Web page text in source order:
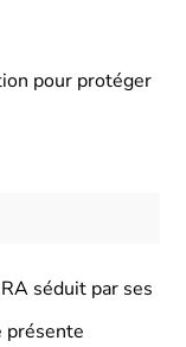
pour protéger
séduit par ses
présente